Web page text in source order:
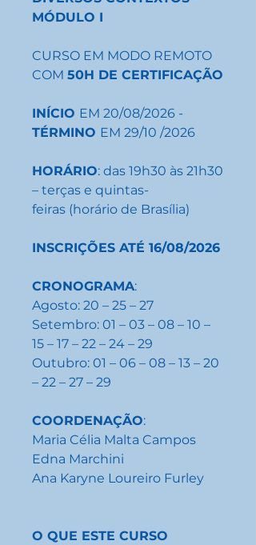
MÓDULO I
CURSO EM MODO REMOTO
COM 50H DE CERTIFICAÇÃO
INÍCIO EM 20/08/2026 -
TÉRMINO EM 29/10 /2026
HORÁRIO: das 19h30 às 21h30
– terças e quintas-
feiras (horário de Brasília)
INSCRIÇÕES ATÉ 16/08/2026
CRONOGRAMA:
Agosto: 20 – 25 – 27
Setembro: 01 – 03 – 08 – 10 –
15 – 17 – 22 – 24 – 29
Outubro: 01 – 06 – 08 – 13 – 20
– 22 – 27 – 29
COORDENAÇÃO:
Maria Célia Malta Campos
Edna Marchini
Ana Karyne Loureiro Furley
O QUE ESTE CURSO